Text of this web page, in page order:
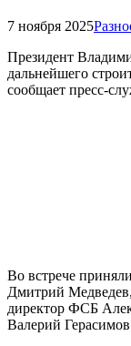
7 ноября 2025
Президент
дальнейшего
сообщает пресс-
Во встрече
Дмитрий
директор ФСБ
Валерий